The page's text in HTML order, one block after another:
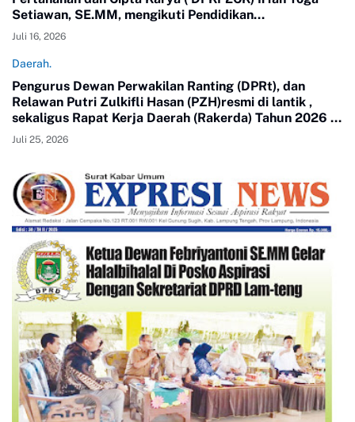
Setiawan, SE.MM, mengikuti Pendidikan
Kepemimpinan Nasional ( PKN) Tingkat II Angkatan 24
Juli 16, 2026
Daerah.
Pengurus Dewan Perwakilan Ranting (DPRt), dan
Relawan Putri Zulkifli Hasan (PZH)resmi di lantik ,
sekaligus Rapat Kerja Daerah (Rakerda) Tahun 2026 di
Gedung Sesat Kota Pemerintah Kota Metro
Juli 25, 2026